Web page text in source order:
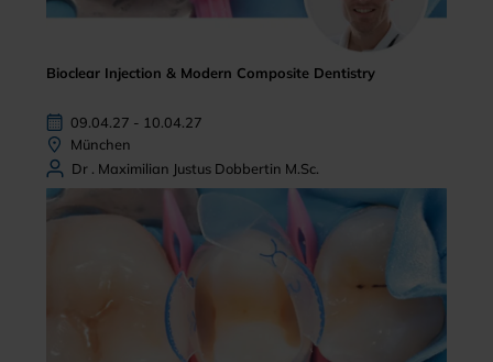
Bioclear Injection & Modern Composite Dentistry
09.04.27 - 10.04.27
München
Dr . Maximilian Justus Dobbertin M.Sc.